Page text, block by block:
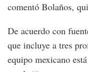
comentó Bolaños,
De acuerdo con
que incluye a tres
equipo mexicano